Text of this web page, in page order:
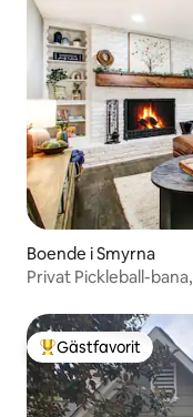
Boende i Smyrna
Privat Pickleball-
Populär gästfavorit
Gästfavorit